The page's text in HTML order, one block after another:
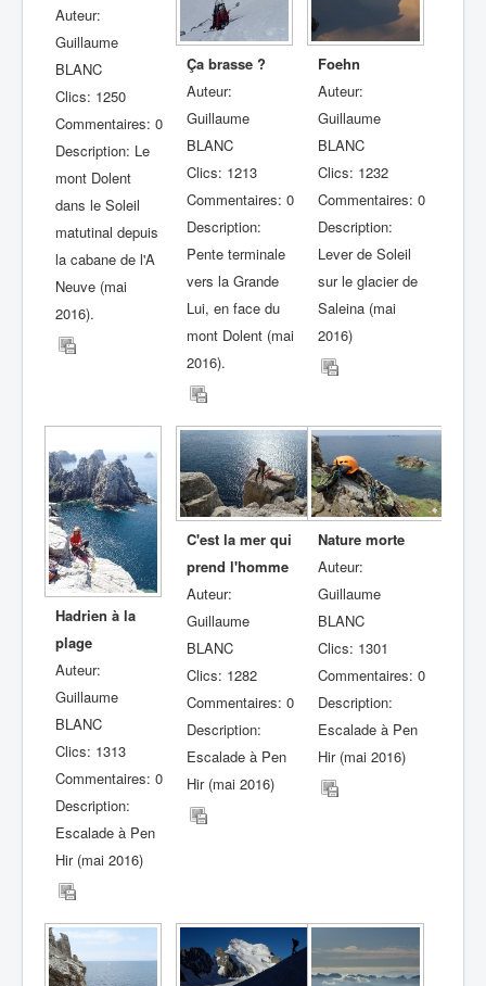
Auteur:
Guillaume
BLANC
Clics: 1250
Commentaires: 0
Description: Le
mont Dolent
dans le Soleil
matutinal depuis
la cabane de l'A
Neuve (mai
2016).
Ça brasse ?
Auteur:
Guillaume
BLANC
Clics: 1213
Commentaires: 0
Description:
Pente terminale
vers la Grande
Lui, en face du
mont Dolent (mai
2016).
Foehn
Auteur:
Guillaume
BLANC
Clics: 1232
Commentaires: 0
Description:
Lever de Soleil
sur le glacier de
Saleina (mai
2016)
Hadrien à la
plage
Auteur:
Guillaume
BLANC
Clics: 1313
Commentaires: 0
Description:
Escalade à Pen
Hir (mai 2016)
C'est la mer qui
prend l'homme
Auteur:
Guillaume
BLANC
Clics: 1282
Commentaires: 0
Description:
Escalade à Pen
Hir (mai 2016)
Nature morte
Auteur:
Guillaume
BLANC
Clics: 1301
Commentaires: 0
Description:
Escalade à Pen
Hir (mai 2016)